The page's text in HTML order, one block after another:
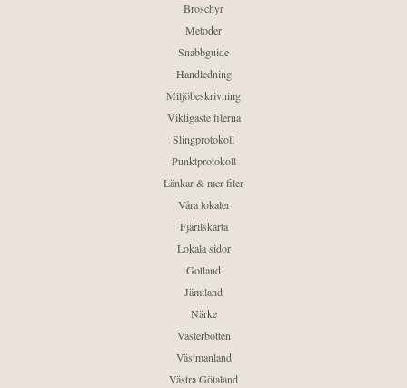
Broschyr
Metoder
Snabbguide
Handledning
Miljöbeskrivning
Viktigaste filerna
Slingprotokoll
Punktprotokoll
Länkar & mer filer
Våra lokaler
Fjärilskarta
Lokala sidor
Gotland
Jämtland
Närke
Västerbotten
Västmanland
Västra Götaland